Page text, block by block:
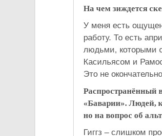
На чем зиждется
У меня есть
работу. То есть
людьми, которыми
Касильясом и
Это не
Распространённый
«Баварии». Людей,
но на вопрос об
Гиггз – слишком